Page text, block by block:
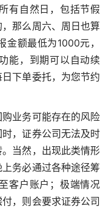
有自然日，包括节假
那么周六、周日也算
额最低为1000元，
能，到期可以自动续
下单委托，为您节约
业务可能存在的风险
，证券公司无法及时
当然，出现此类情形
务必通过各种途径筹
客户账户；极端情况
，则会要求证券公司